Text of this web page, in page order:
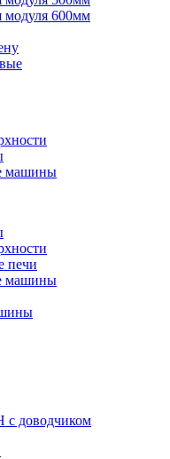
модуля 600мм
машины
печи
машины
с доводчиком